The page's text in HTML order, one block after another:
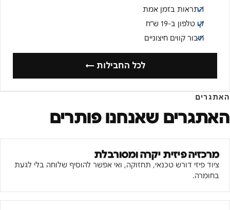
התראות בזמן אמת
קו טלפון ב-19 ש״ח
חיבור קווים חיצוניים
לכל החבילות ←
האתגרים
האתגרים שאנחנו פותרים
מרכזיה פיזית יקרה ומסורבלת
ציוד פיזי דורש טכנאי, תחזוקה, ואי אפשר להוסיף שלוחה בלי לגעת
בחומרה.